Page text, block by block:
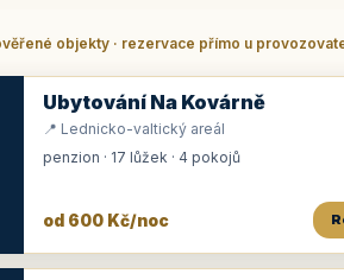
objekty · rezervace přímo u
Ubytování Na Kovárně
📍 Lednicko-valtický areál
penzion · 17 lůžek · 4 pokojů
od 600 Kč/noc